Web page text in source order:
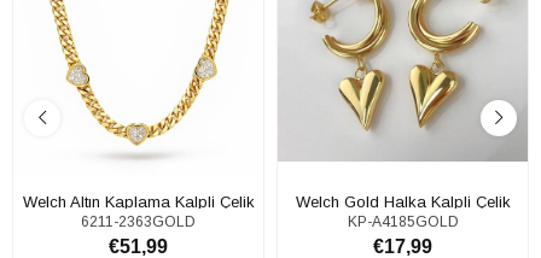
Welch Altın Kaplama Kalpli Çelik
Kolye
6211-2363GOLD
€51,99
Welch Gold Halka Kalpli Çelik
Küpe
KP-A4185GOLD
€17,99